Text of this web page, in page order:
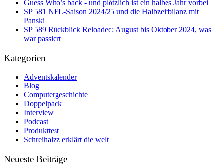
Guess Who’s back - und plötzlich ist ein halbes Jahr vorbei
SP 581 NFL-Saison 2024/25 und die Halbzeitbilanz mit
Panski
SP 589 Rückblick Reloaded: August bis Oktober 2024, was
war passiert
Kategorien
Adventskalender
Blog
Computergeschichte
Doppelpack
Interview
Podcast
Produkttest
Schreihalzz erklärt die welt
Neueste Beiträge